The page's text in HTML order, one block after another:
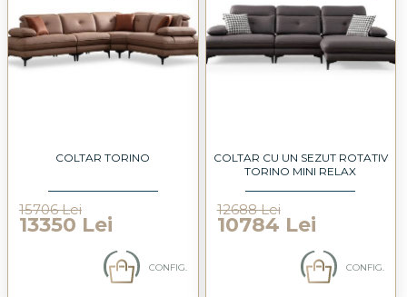
COLTAR TORINO
15706 Lei
13350 Lei
CONFIG.
COLTAR CU UN SEZUT ROTATIV
TORINO MINI RELAX
12688 Lei
10784 Lei
CONFIG.